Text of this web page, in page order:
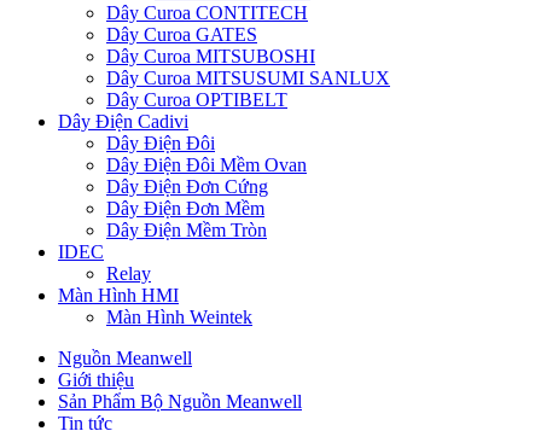
Dây Curoa CONTITECH
Dây Curoa GATES
Dây Curoa MITSUBOSHI
Dây Curoa MITSUSUMI SANLUX
Dây Curoa OPTIBELT
Dây Điện Cadivi
Dây Điện Đôi
Dây Điện Đôi Mềm Ovan
Dây Điện Đơn Cứng
Dây Điện Đơn Mềm
Dây Điện Mềm Tròn
IDEC
Relay
Màn Hình HMI
Màn Hình Weintek
Nguồn Meanwell
Giới thiệu
Sản Phẩm Bộ Nguồn Meanwell
Tin tức